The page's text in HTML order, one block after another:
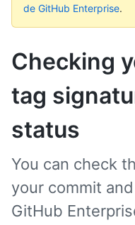
de GitHub Enterprise.
Checking
tag
status
You can check
your commit
GitHub